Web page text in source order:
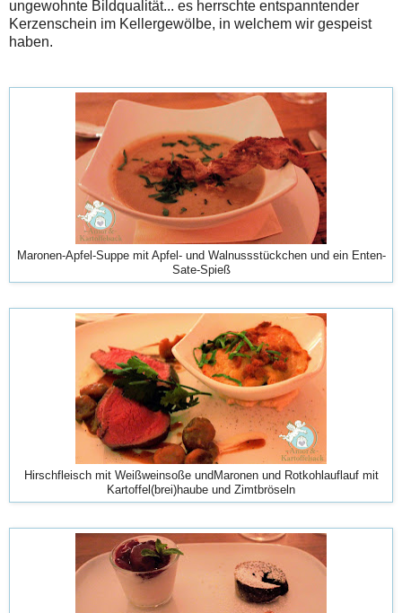
ungewohnte Bildqualität... es herrschte entspanntender
Kerzenschein im Kellergewölbe, in welchem wir gespeist
haben.
Maronen-Apfel-Suppe mit Apfel- und Walnussstückchen und ein Enten-
Sate-Spieß
Hirschfleisch mit Weißweinsoße undMaronen und Rotkohlauflauf mit
Kartoffel(brei)haube und Zimtbröseln